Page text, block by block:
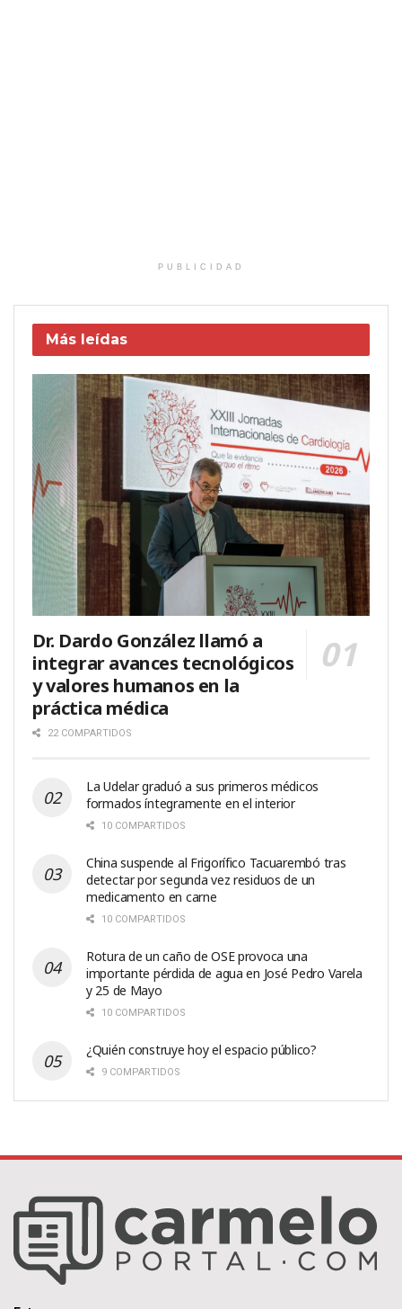
PUBLICIDAD
Más leídas
Dr. Dardo González llamó a
integrar avances tecnológicos
y valores humanos en la
práctica médica
22 COMPARTIDOS
La Udelar graduó a sus primeros médicos
formados íntegramente en el interior
10 COMPARTIDOS
China suspende al Frigorífico Tacuarembó tras
detectar por segunda vez residuos de un
medicamento en carne
10 COMPARTIDOS
Rotura de un caño de OSE provoca una
importante pérdida de agua en José Pedro Varela
y 25 de Mayo
10 COMPARTIDOS
¿Quién construye hoy el espacio público?
9 COMPARTIDOS